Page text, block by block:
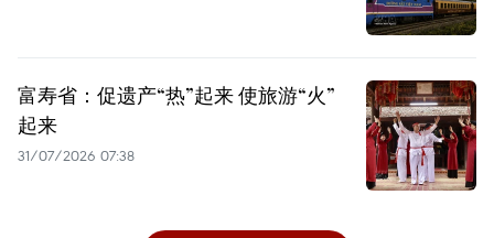
富寿省：促遗产“热”起来 使旅游“火”
起来
31/07/2026 07:38